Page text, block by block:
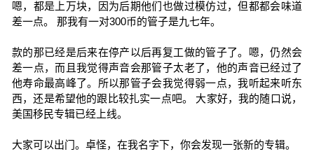
嗯，都是上万块，因为后期他们也做过模仿过，但都都会味道
差一点。 那我有一对300币的管子是九七年。
款的那已经是后来在停产以后再复工做的管子了。嗯，仍然会
差一点，而且我觉得声音会那管子太老了，他的声音已经过了
他寿命最高峰了。所以那管子会我觉得弱一点，我听起来听东
西，还是希望他的跟比较扎实一点吧。 大家好，我的随口说，
美国移民专辑已经上线。
大家可以出门。卓怪，在我名字下，你会发现一张新的专辑。